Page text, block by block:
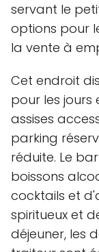
servant le
options pour
la vente à
Cet endroit
pour les jours
assises
parking
réduite. Le
boissons
cocktails et
spiritueux et
déjeuner, les